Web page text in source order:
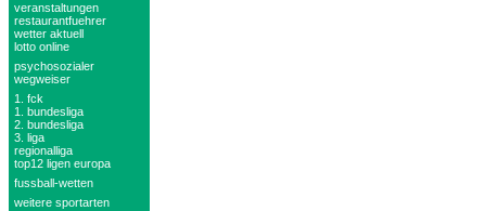
veranstaltungen
restaurantfuehrer
wetter aktuell
lotto online
psychosozialer
wegweiser
1. fck
1. bundesliga
2. bundesliga
3. liga
regionalliga
top12 ligen europa
fussball-wetten
weitere sportarten